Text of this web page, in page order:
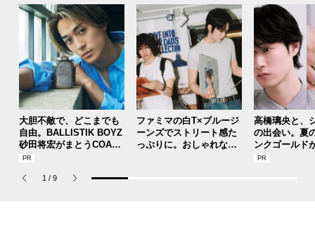
大胆不敵で、どこまでも
自由。BALLISTIK BOYZ
砂田将宏がまとうCOACH
の新作フレグランス「コ
パルファム」
ファミマの白T×ブルージ
ーンズでストリート感た
っぷりに。おしゃれな人
高橋璃央と、
の出会い。夏
ンクゴールド
SUMMER
1 / 9